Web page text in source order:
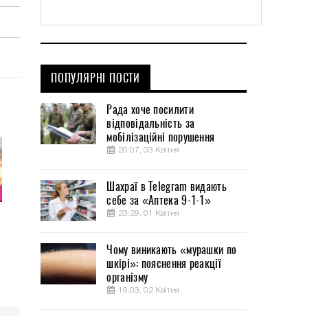
ПОПУЛЯРНІ ПОСТИ
Рада хоче посилити
відповідальність за
мобілізаційні порушення
20:07, 03 Квітня
Шахраї в Telegram видають
себе за «Аптека 9-1-1»
23:29, 01 Квітня
Чому виникають «мурашки по
шкірі»: пояснення реакції
організму
19:03, 02 Квітня